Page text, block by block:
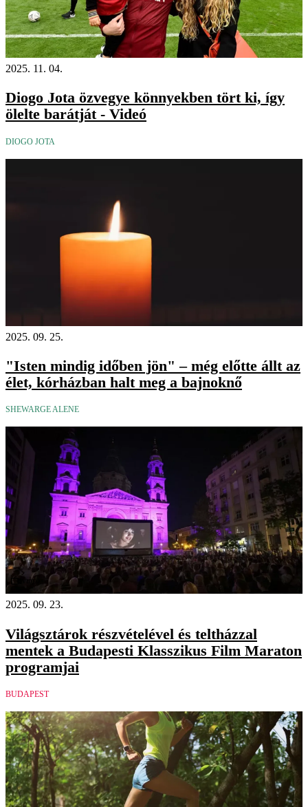
2025. 11. 04.
Diogo Jota özvegye könnyekben tört ki, így
ölelte barátját - Videó
DIOGO JOTA
2025. 09. 25.
"Isten mindig időben jön" – még előtte állt az
élet, kórházban halt meg a bajnoknő
SHEWARGE ALENE
Videó
2025. 09. 23.
Világsztárok részvételével és teltházzal
mentek a Budapesti Klasszikus Film Maraton
programjai
BUDAPEST